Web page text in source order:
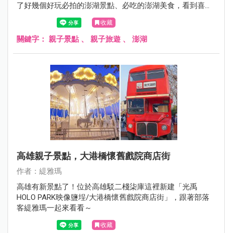
了好幾個好玩必拍的澎湖景點、必吃的澎湖美食，看到喜歡
的景點可直接放進口袋名單，每個景點皆有詳細的文章介
紹，讓你沒時間作功課也能快速安排好澎湖行程，Go～Go
～Go～
收藏
關鍵字： 親子景點 、 親子旅遊 、 澎湖
高雄親子景點，大港橋懷舊戲院商店街
作者：緹雅瑪
高雄有新景點了！位於高雄駁二棧柒庫這裡新建「光禹
HOLO PARK映像鹽埕/大港橋懷舊戲院商店街」，跟著部落
客緹雅瑪一起來看看～
收藏